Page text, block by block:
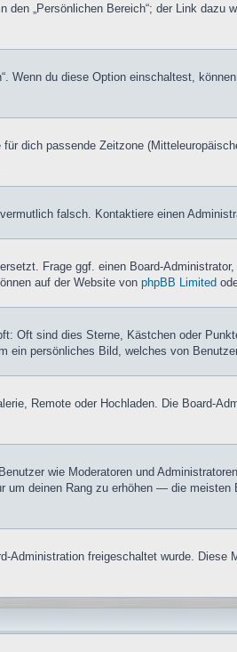
„Persönlichen Bereich“; der Link dazu
Wenn du diese Option einschaltest,
dich passende Zeitzone
falsch. Kontaktiere einen
Frage ggf. einen Board-
auf der Website von phpBB Limited
Oft sind dies Sterne, Kästchen oder
ein persönliches Bild, welches von
Remote oder Hochladen. Die Board-
wie Moderatoren und
deinen Rang zu erhöhen — die meisten
Administration freigeschaltet wurde. Diese